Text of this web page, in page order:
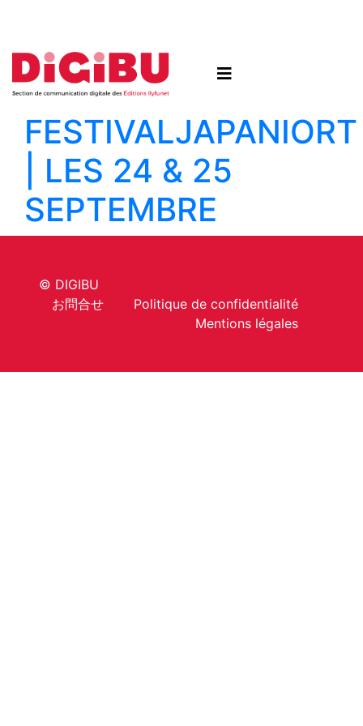
FESTIVALJAPANIORT
| LES 24 & 25
SEPTEMBRE
© DIGIBU
お問合せ
Politique de confidentialité
Mentions légales